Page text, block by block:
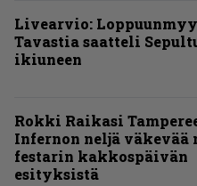
Livearvio:
Tavastia saatteli
ikiuneen
Rokki Raikasi
Infernon neljä väkevää
festarin kakkospäivän
esityksistä